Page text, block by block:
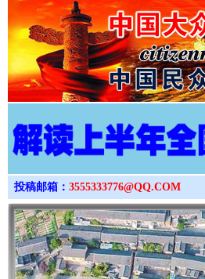
投稿邮箱： 3555333776@QQ.COM